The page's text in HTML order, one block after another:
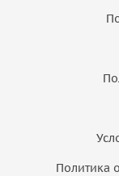
Политика